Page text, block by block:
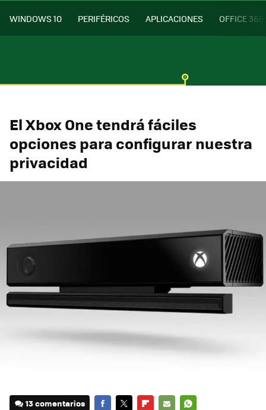
WINDOWS 10 PERIFÉRICOS APLICACIONES OFFICE 365
El Xbox One tendrá fáciles
opciones para configurar nuestra
privacidad
13 comentarios